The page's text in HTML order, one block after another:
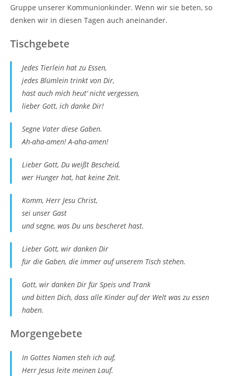
Gruppe unserer Kommunionkinder. Wenn wir sie beten, so
denken wir in diesen Tagen auch aneinander.
Tischgebete
Jedes Tierlein hat zu Essen,
jedes Blümlein trinkt von Dir,
hast auch mich heut‘ nicht vergessen,
lieber Gott, ich danke Dir!
Segne Vater diese Gaben.
Ah-aha-amen! A-aha-amen!
Lieber Gott, Du weißt Bescheid,
wer Hunger hat, hat keine Zeit.
Komm, Herr Jesu Christ,
sei unser Gast
und segne, was Du uns bescheret hast.
Lieber Gott, wir danken Dir
für die Gaben, die immer auf unserem Tisch stehen.
Gott, wir danken Dir für Speis und Trank
und bitten Dich, dass alle Kinder auf der Welt was zu essen
haben.
Morgengebete
In Gottes Namen steh ich auf,
Herr Jesus leite meinen Lauf.